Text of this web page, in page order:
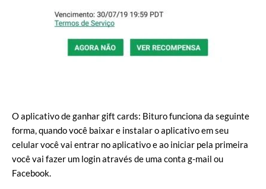
O aplicativo de ganhar gift cards: Bituro funciona da seguinte
forma, quando você baixar e instalar o aplicativo em seu
celular você vai entrar no aplicativo e ao iniciar pela primeira
você vai fazer um login através de uma conta g-mail ou
Facebook.